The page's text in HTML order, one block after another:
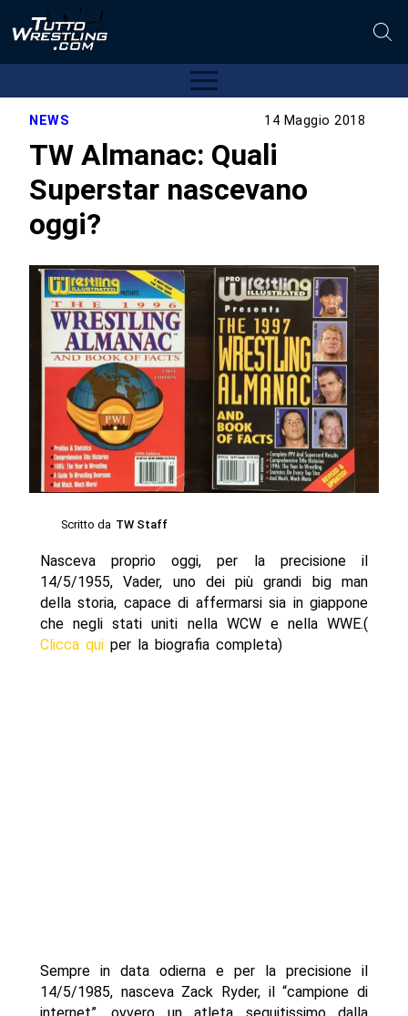
NEWS 14 Maggio 2018
TW Almanac: Quali
Superstar nascevano
oggi?
Scritto da TW Staff
Nasceva proprio oggi, per la precisione il
14/5/1955, Vader, uno dei più grandi big man
della storia, capace di affermarsi sia in giappone
che negli stati uniti nella WCW e nella WWE.(
Clicca quiper la biografia completa)
Sempre in data odierna e per la precisione il
14/5/1985, nasceva Zack Ryder, il “campione di